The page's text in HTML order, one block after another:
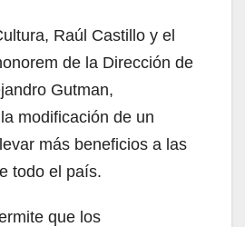
Raúl Castillo y el
de la Dirección de
Gutman,
modificación de un
más beneficios a las
todo el país.
que los